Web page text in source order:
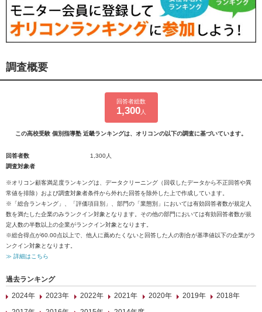
調査概要
回答者総数
1,300人
この高校受験 個別指導塾 近畿ランキングは、オリコンの以下の調査に基づいています。
回答者数
1,300人
調査対象者
※オリコン顧客満足度ランキングは、データクリーニング（回収したデータから不正回答や異
常値を排除）および調査対象者条件から外れた回答を除外した上で作成しています。
※「総合ランキング」、「評価項目別」、部門の「業態別」においては有効回答者数が規定人
数を満たした企業のみランクイン対象となります。その他の部門においては有効回答者数が規
定人数の半数以上の企業がランクイン対象となります。
※総合得点が60.00点以上で、他人に薦めたくないと回答した人の割合が基準値以下の企業がラ
ンクイン対象となります。
≫ 詳細はこちら
過去ランキング
2024年
2023年 2022年 2021年 2020年 2019年
2018年